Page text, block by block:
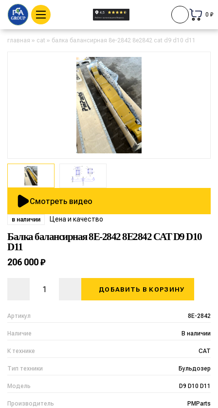
0 ₽
главная » cat » балка балансирная 8e-2842 8e2842 cat d9 d10 d11
Смотреть видео
в наличии Цена и качество
Балка балансирная 8E-2842 8E2842 CAT D9 D10
D11
Артикул 8E-2842
Наличие В наличии
К технике CAT
Тип техники Бульдозер
Модель D9 D10 D11
Производитель PMParts
206 000 ₽
ДОБАВИТЬ В КОРЗИНУ